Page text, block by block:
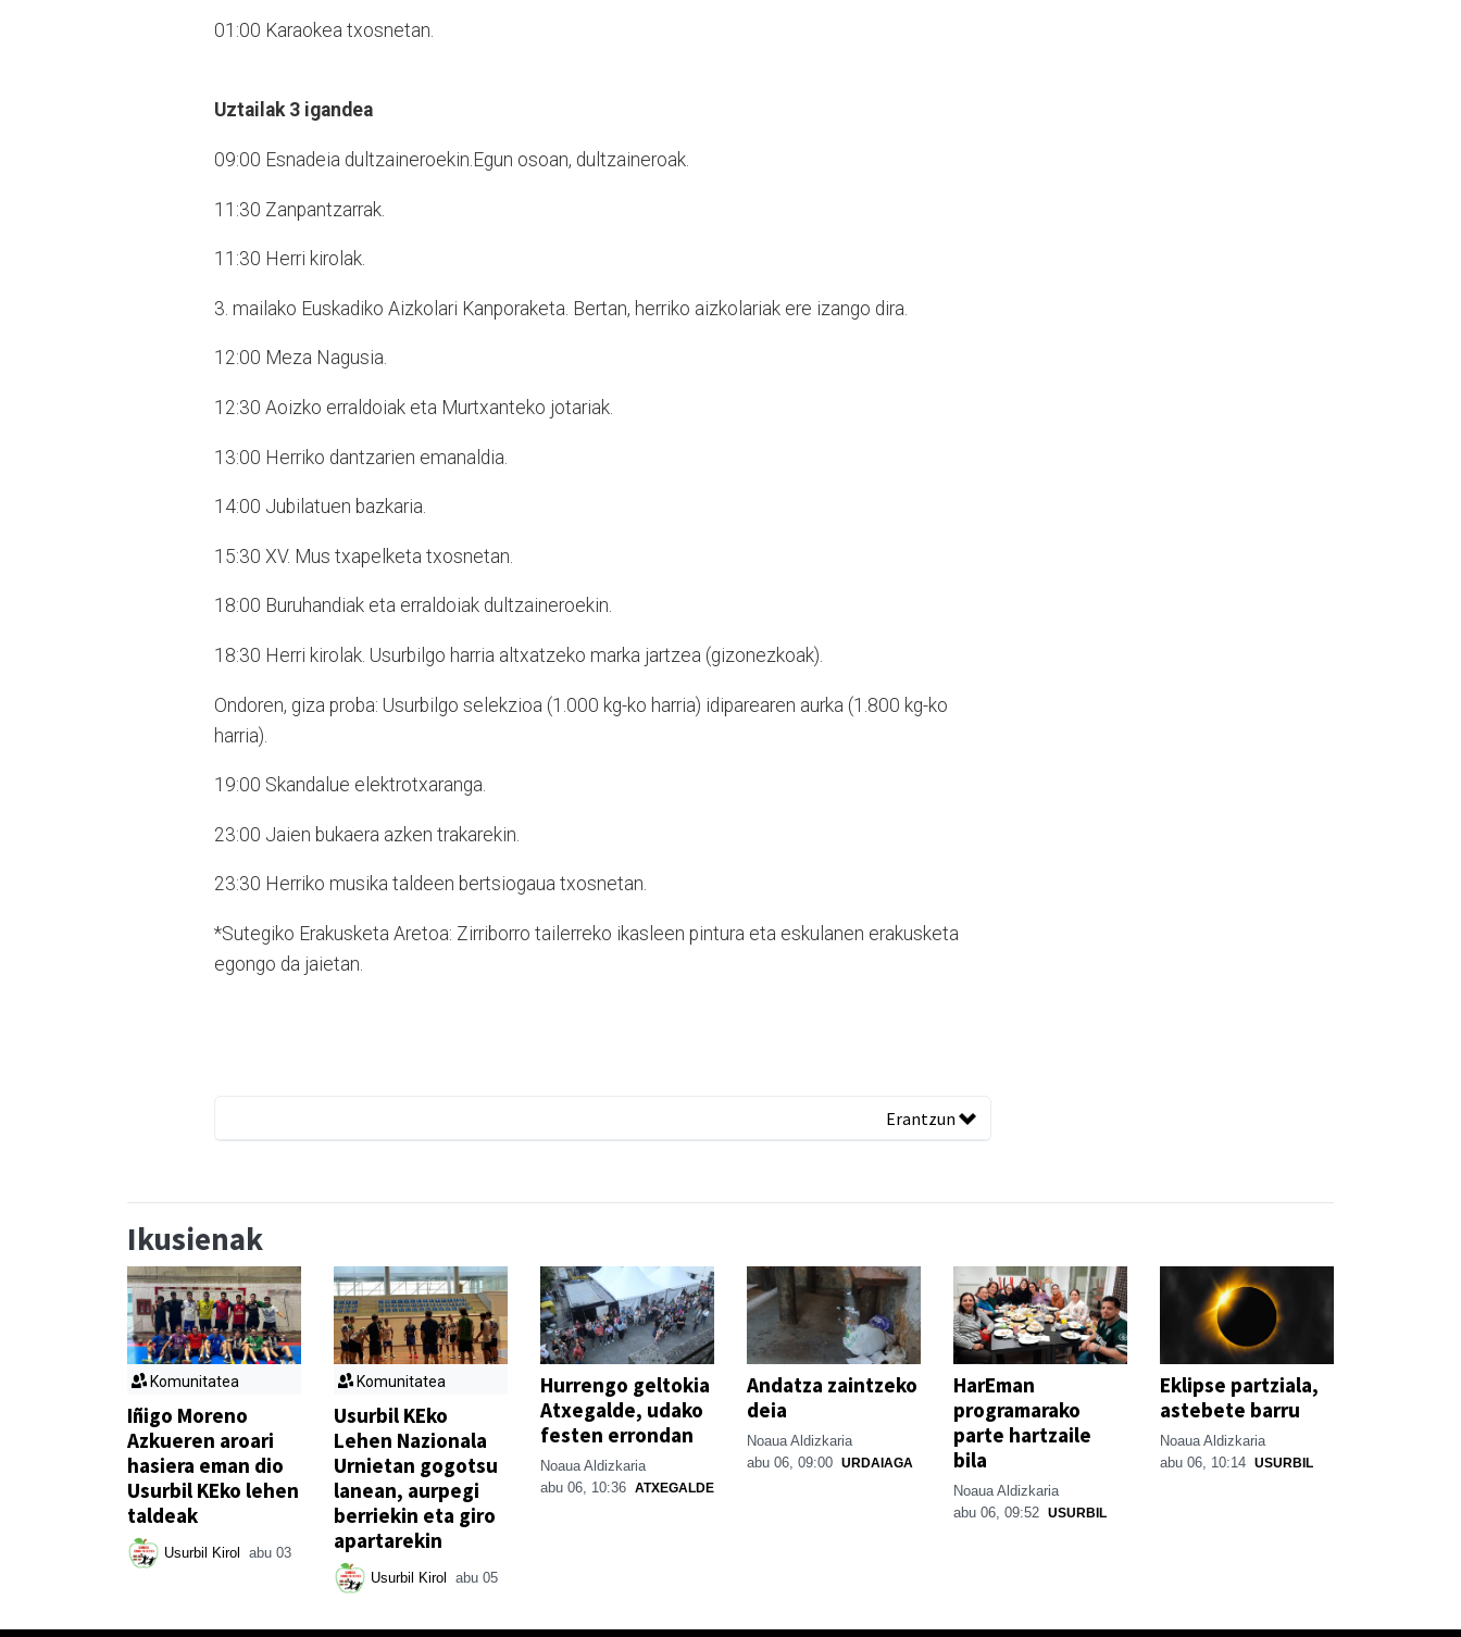
01:00 Karaokea txosnetan.
Uztailak 3 igandea
09:00 Esnadeia dultzaineroekin. Egun osoan, dultzaineroak.
11:30 Zanpantzarrak.
11:30 Herri kirolak.
3. mailako Euskadiko Aizkolari Kanporaketa. Bertan, herriko aizkolariak ere izango dira.
12:00 Meza Nagusia.
12:30 Aoizko erraldoiak eta Murtxanteko jotariak.
13:00 Herriko dantzarien emanaldia.
14:00 Jubilatuen bazkaria.
15:30 XV. Mus txapelketa txosnetan.
18:00 Buruhandiak eta erraldoiak dultzaineroekin.
18:30 Herri kirolak. Usurbilgo harria altxatzeko marka jartzea (gizonezkoak).
Ondoren, giza proba: Usurbilgo selekzioa (1.000 kg-ko harria) idiparearen aurka (1.800 kg-ko
harria).
19:00 Skandalue elektrotxaranga.
23:00 Jaien bukaera azken trakarekin.
23:30 Herriko musika taldeen bertsiogaua txosnetan.
*Sutegiko Erakusketa Aretoa: Zirriborro tailerreko ikasleen pintura eta eskulanen erakusketa
egongo da jaietan.
Erantzun
Ikusienak
Komunitatea
Iñigo Moreno
Azkueren aroari
hasiera eman dio
Usurbil KEko lehen
taldeak
Usurbil Kirol abu 03
Komunitatea
Usurbil KEko
Lehen Nazionala
Urnietan gogotsu
lanean, aurpegi
berriekin eta giro
apartarekin
Usurbil Kirol abu 05
Hurrengo geltokia
Atxegalde, udako
festen errondan
Noaua Aldizkaria
abu 06, 10:36 ATXEGALDE
Andatza zaintzeko
deia
Noaua Aldizkaria
abu 06, 09:00 URDAIAGA
HarEman
programarako
parte hartzaile
bila
Noaua Aldizkaria
abu 06, 09:52 USURBIL
Eklipse partziala,
astebete barru
Noaua Aldizkaria
abu 06, 10:14 USURBIL